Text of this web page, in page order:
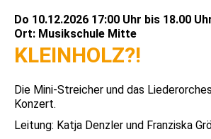
Do 10.12.2026 17:00 Uhr bis 18.00
Ort: Musikschule Mitte
KLEINHOLZ?!
Die Mini-Streicher und das
Konzert.
Leitung: Katja Denzler und Franziska